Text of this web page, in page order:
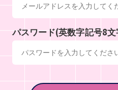
パスワード(英数字記号8